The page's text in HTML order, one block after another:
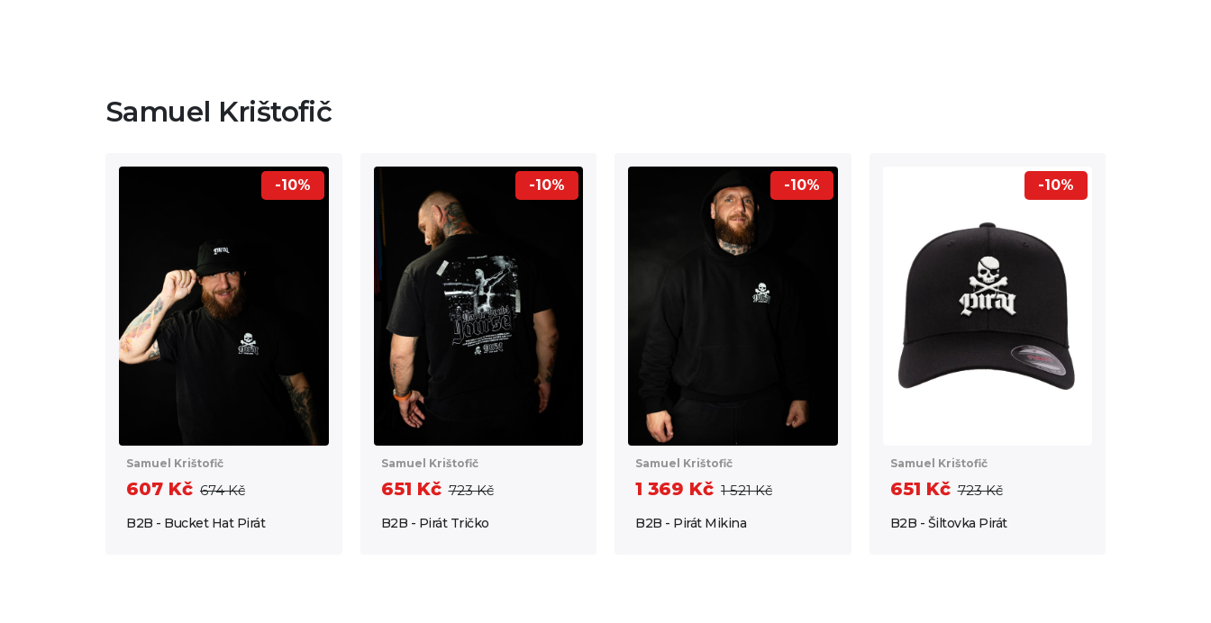
Samuel Krištofič
Samuel Krištofič
607 Kč 674 Kč
B2B - Bucket Hat Pirát
-10%
Samuel Krištofič
651 Kč 723 Kč
B2B - Pirát Tričko
-10%
Samuel Krištofič
1 369 Kč 1 521 Kč
B2B - Pirát Mikina
-10%
Samuel Krištofič
651 Kč 723 Kč
B2B - Šiltovka Pirát
-10%